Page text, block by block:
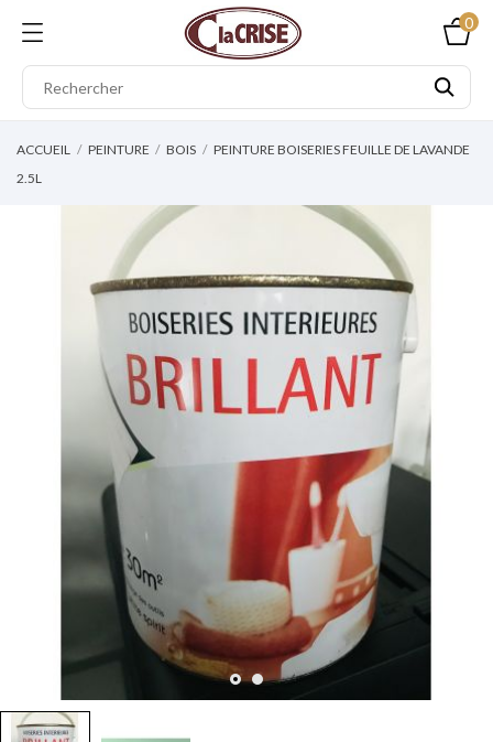
0
ACCUEIL PEINTURE BOIS
PEINTURE BOISERIES FEUILLE DE LAVANDE
2.5L